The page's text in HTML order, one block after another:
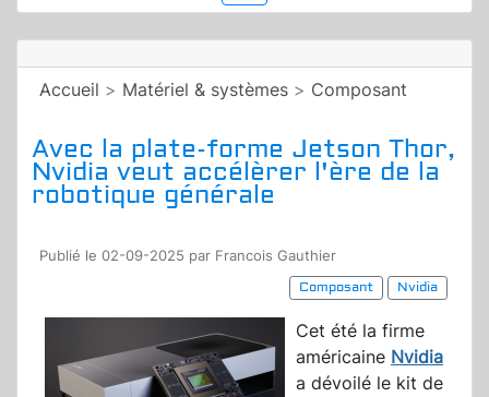
Accueil > Matériel & systèmes > Composant
Avec la plate-forme Jetson Thor,
Nvidia veut accélèrer l'ère de la
robotique générale
Publié le 02-09-2025 par Francois Gauthier
Composant
Nvidia
Cet été la firme
américaine Nvidia
a dévoilé le kit de